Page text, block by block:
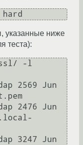
указанные ниже
теста):
ssl/ -l
2569 Jun
2476 Jun
3247 Jun